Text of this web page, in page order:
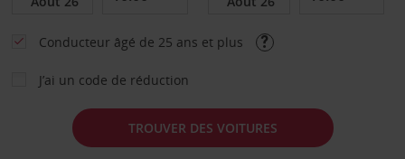
Conducteur âgé de 25 ans et plus
J’ai un code de réduction
TROUVER DES VOITURES